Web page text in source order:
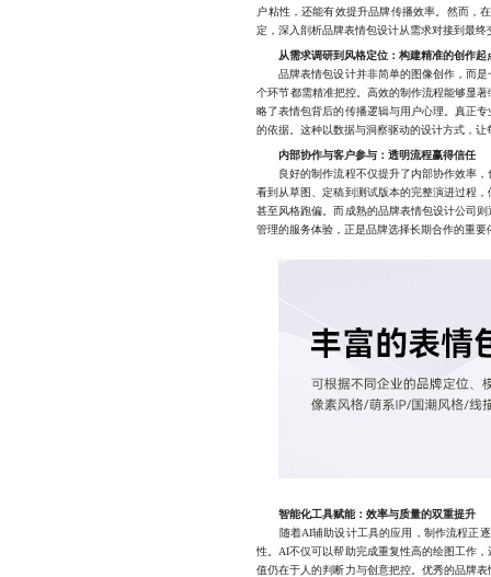
户粘性，还能有效提升品牌传播效率。然而，
定，深入剖析品牌表情包设计从需求对接到最终
从需求调研到风格定位：构建精准的创作起
品牌表情包设计并非简单的图像创作，而是
个环节都需精准把控。高效的制作流程能够显
略了表情包背后的传播逻辑与用户心理。真正
的依据。这种以数据与洞察驱动的设计方式，让
内部协作与客户参与：透明流程赢得信任
良好的制作流程不仅提升了内部协作效率，
看到从草图、定稿到测试版本的完整演进过程
甚至风格跑偏。而成熟的品牌表情包设计公司
管理的服务体验，正是品牌选择长期合作的重要
智能化工具赋能：效率与质量的双重提升
随着AI辅助设计工具的应用，制作流程正逐
性。AI不仅可以帮助完成重复性高的绘图工作
值仍在于人的判断力与创意把控。优秀的品牌